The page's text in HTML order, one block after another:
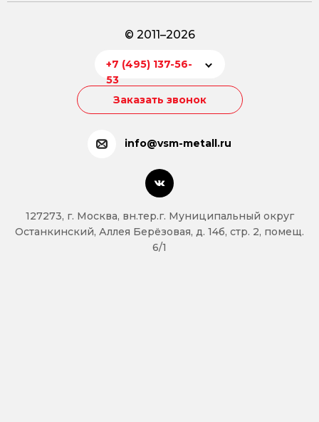
© 2011–2026
+7 (495) 137-56-
53
Заказать звонок
info@vsm-metall.ru
127273, г. Москва, вн.тер.г. Муниципальный округ
Останкинский, Аллея Берёзовая, д. 14б, стр. 2, помещ.
6/1